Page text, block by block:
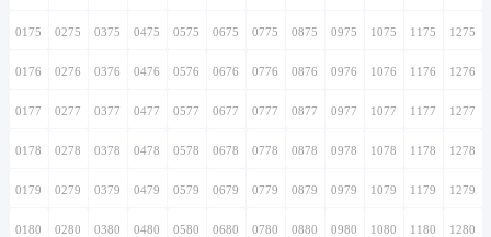
0175 0275 0375 0475 0575 0675 0775 0875 0975 1075 1175 1275
0176 0276 0376 0476 0576 0676 0776 0876 0976 1076 1176 1276
0177 0277 0377 0477 0577 0677 0777 0877 0977 1077 1177 1277
0178 0278 0378 0478 0578 0678 0778 0878 0978 1078 1178 1278
0179 0279 0379 0479 0579 0679 0779 0879 0979 1079 1179 1279
0180 0280 0380 0480 0580 0680 0780 0880 0980 1080 1180 1280